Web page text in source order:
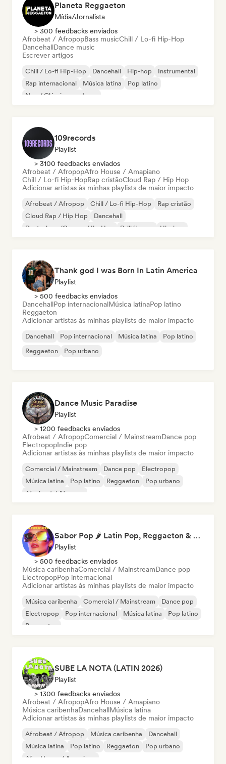
Planeta Reggaeton
Mídia/Jornalista
> 300 feedbacks enviados
Afrobeat / AfropopBass musicChill / Lo-fi Hip-Hop
DancehallDance music
Escrever artigos
Chill / Lo-fi Hip-Hop Dancehall Hip-hop
Instrumental
Rap internacional
Música latina
Pop latino
Neo / Clássico moderno
109records
Playlist
> 3100 feedbacks enviados
Afrobeat / AfropopAfro House / Amapiano
Chill / Lo-fi Hip-HopRap cristãoCloud Rap / Hip Hop
Adicionar artistas às minhas playlists de maior impacto
Afrobeat / Afropop Chill / Lo-fi Hip-Hop
Rap cristão
Cloud Rap / Hip Hop
Dancehall
Deutschrap/German Hip-Hop
Drill/Jersey Hip-hop
Thank god I was Born In Latin America
Playlist
> 500 feedbacks enviados
DancehallPop internacionalMúsica latinaPop latino
Reggaeton
Adicionar artistas às minhas playlists de maior impacto
Dancehall Pop internacional Música latina
Pop latino
Reggaeton
Pop urbano
Dance Music Paradise
Playlist
> 1200 feedbacks enviados
Afrobeat / AfropopComercial / MainstreamDance pop
ElectropopIndie pop
Adicionar artistas às minhas playlists de maior impacto
Comercial / Mainstream Dance pop
Electropop
Música latina
Pop latino Reggaeton
Pop urbano
Afrobeat / Afropop
Sabor Pop 🌶️ Latin Pop, Reggaeton & Latin Club Hits
Playlist
> 500 feedbacks enviados
Música caribenhaComercial / MainstreamDance pop
ElectropopPop internacional
Adicionar artistas às minhas playlists de maior impacto
Música caribenha Comercial / Mainstream
Dance pop
Electropop
Pop internacional Música latina
Pop latino
Reggaeton
SUBE LA NOTA (LATIN 2026)
Playlist
> 1300 feedbacks enviados
Afrobeat / AfropopAfro House / Amapiano
Música caribenhaDancehallMúsica latina
Adicionar artistas às minhas playlists de maior impacto
Afrobeat / Afropop Música caribenha
Dancehall
Música latina
Pop latino Reggaeton
Pop urbano
Afro House / Amapiano